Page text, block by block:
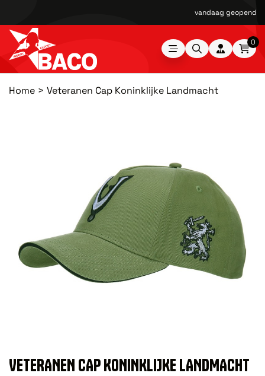
vandaag geopend
0
Home Veteranen Cap Koninklijke Landmacht
VETERANEN CAP KONINKLIJKE LANDMACHT